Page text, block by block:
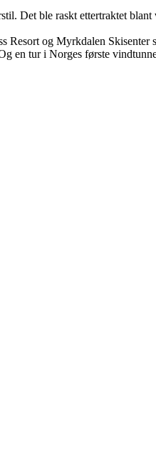
Det ble raskt ettertraktet
Resort og Myrkdalen
en tur i Norges første